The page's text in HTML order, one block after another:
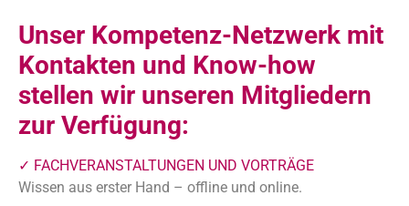
Unser Kompetenz-Netzwerk mit
Kontakten und Know-how
stellen wir unseren Mitgliedern
zur Verfügung:
✓ FACHVERANSTALTUNGEN UND VORTRÄGE
Wissen aus erster Hand – offline und online.